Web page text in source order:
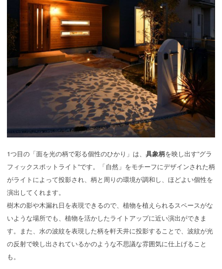
1つ目の「面を光の柄で彩る個性のひかり」は、 具象柄を映し出す”グラ
フィックスポットライト”です。「自然」をモチーフにデザインされた柄
がライトによって投影され、柄と周りの環境が調和し、ほどよい個性を
演出してくれます。
樹木の影や木漏れ日を表現できるので、植物を植えられるスペースがな
いような場所でも、植物を活かしたライトアップに近い演出ができま
す。また、水の波紋を表現した柄を軒天井に投影することで、波紋が光
の反射で映し出されているかのような不思議な雰囲気に仕上げること
も。